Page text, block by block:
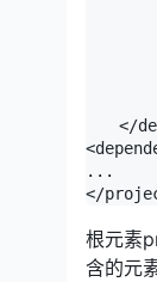
</
</
</
...
</
根元素
含的元